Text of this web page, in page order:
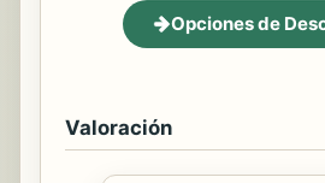
Opciones de
Valoración